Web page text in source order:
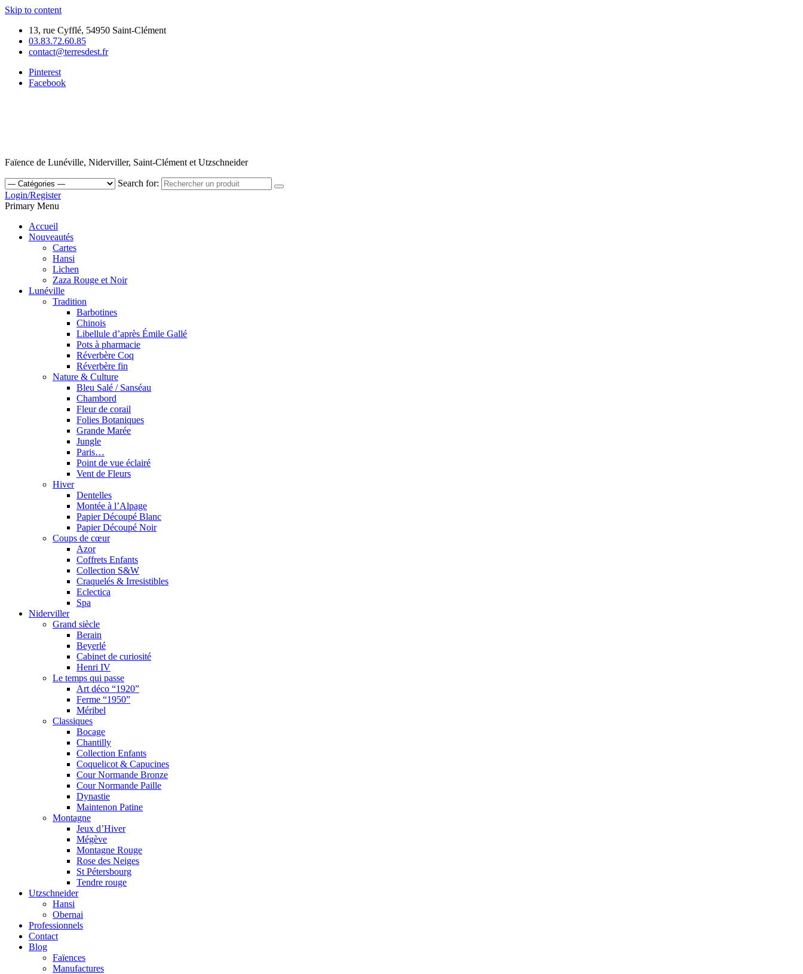
Skip to content
13, rue Cyfflé, 54950 Saint-Clément
03.83.72.60.85
contact@terresdest.fr
Pinterest
Facebook
Faïence de Lunéville, Niderviller, Saint-Clément et Utzschneider
Search for:
Login/Register
Primary Menu
Accueil
Nouveautés
Cartes
Hansi
Lichen
Zaza Rouge et Noir
Lunéville
Tradition
Barbotines
Chinois
Libellule d’après Émile Gallé
Pots à pharmacie
Réverbère Coq
Réverbère fin
Nature & Culture
Bleu Salé / Sanséau
Chambord
Fleur de corail
Folies Botaniques
Grande Marée
Jungle
Paris…
Point de vue éclairé
Vent de Fleurs
Hiver
Dentelles
Montée à l’Alpage
Papier Découpé Blanc
Papier Découpé Noir
Coups de cœur
Azor
Coffrets Enfants
Collection S&W
Craquelés & Irresistibles
Eclectica
Spa
Niderviller
Grand siècle
Berain
Beyerlé
Cabinet de curiosité
Henri IV
Le temps qui passe
Art déco “1920”
Ferme “1950”
Méribel
Classiques
Bocage
Chantilly
Collection Enfants
Coquelicot & Capucines
Cour Normande Bronze
Cour Normande Paille
Dynastie
Maintenon Patine
Montagne
Jeux d’Hiver
Mégève
Montagne Rouge
Rose des Neiges
St Pétersbourg
Tendre rouge
Utzschneider
Hansi
Obernai
Professionnels
Contact
Blog
Faïences
Manufactures